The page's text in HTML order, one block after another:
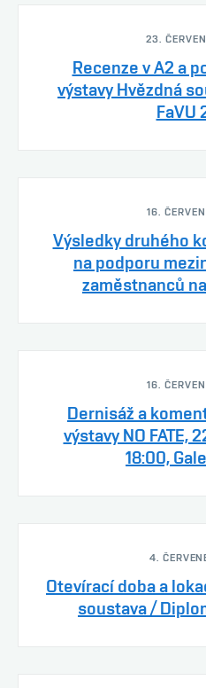
23.
Recenze v A2 a
výstavy Hvězdná
FaVU
16.
Výsledky druhého
na podporu
zaměstnanců
16.
Dernisáž a
výstavy NO FATE,
18:00,
4.
Otevírací doba a
soustava /